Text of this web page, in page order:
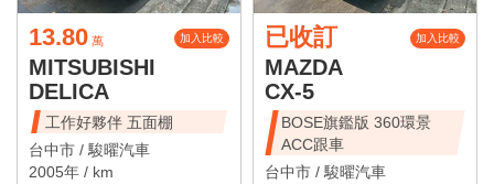
13.80 萬 加入比較
MITSUBISHI
DELICA
工作好夥伴 五面棚
台中市 /駿曜汽車
2005年 / km
已收訂 加入比較
MAZDA
CX-5
BOSE旗鑑版 360環景
ACC跟車
台中市 /駿曜汽車